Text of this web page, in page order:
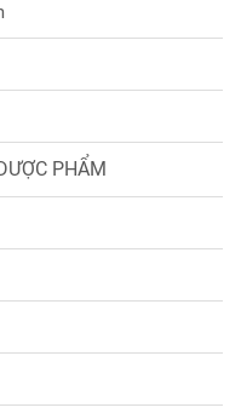
PHẨM